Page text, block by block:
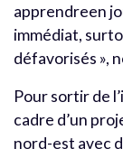
apprendreen
immédiat,
défavorisés »,
Pour sortir de
cadre d’un
nord-est avec